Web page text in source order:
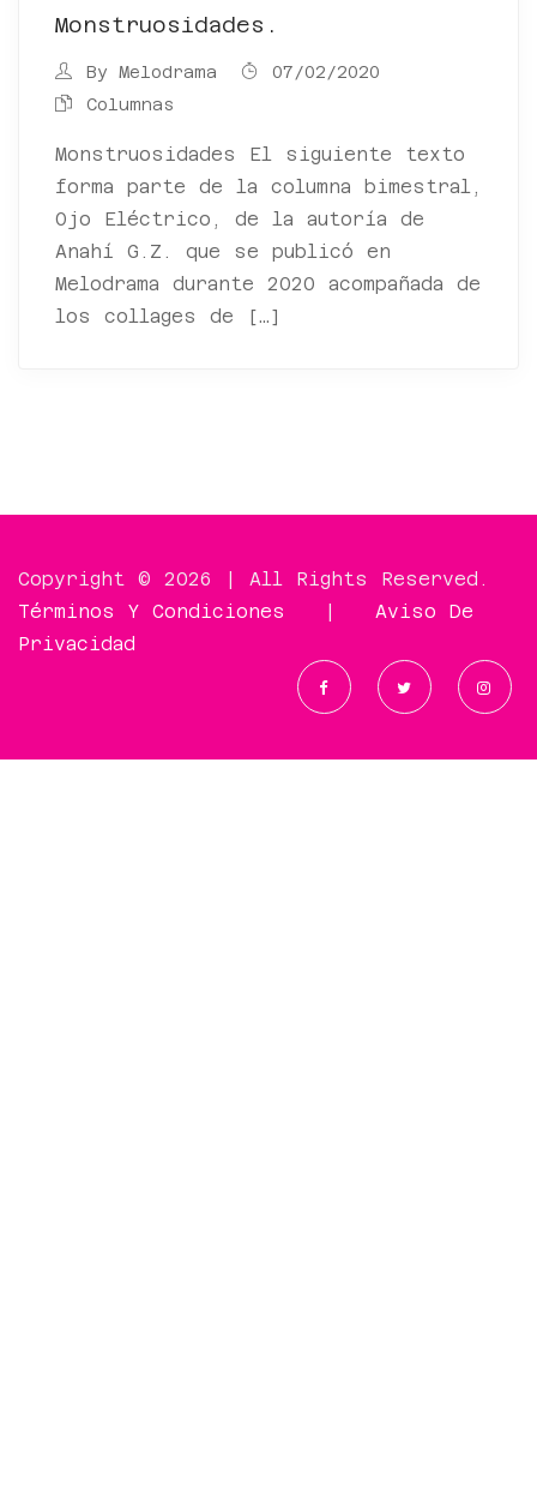
Monstruosidades.
By Melodrama
07/02/2020
Columnas
Monstruosidades El siguiente texto
forma parte de la columna bimestral,
Ojo Eléctrico, de la autoría de
Anahí G.Z. que se publicó en
Melodrama durante 2020 acompañada de
los collages de […]
Copyright © 2026 | All Rights Reserved.
Términos Y Condiciones
Aviso De
Privacidad